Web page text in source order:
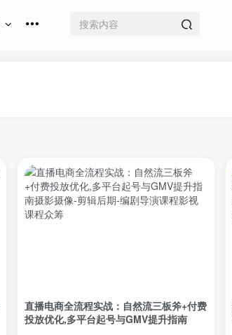
直播电商全流程实战：自然流三板斧+付费
投放优化,多平台起号与GMV提升指南